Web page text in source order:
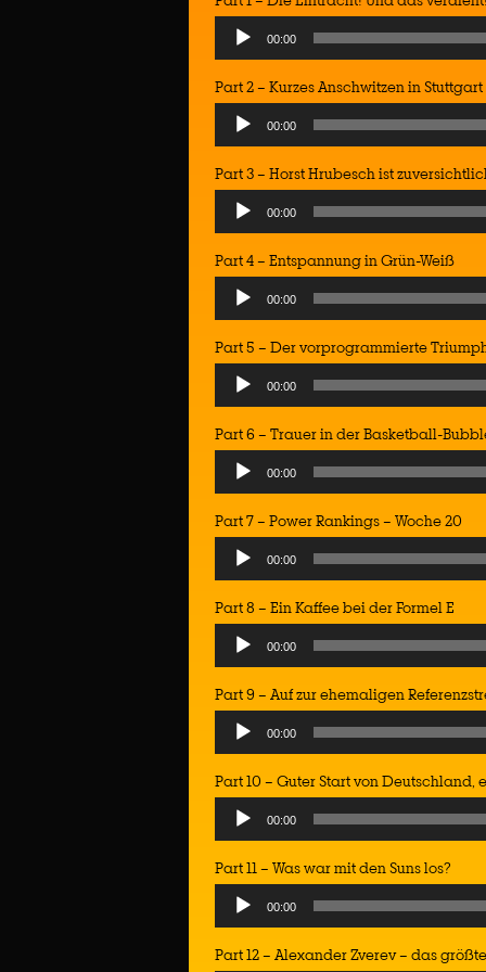
Audio
Player
00:00
Part 2 – Kurzes Anschwitzen in Stuttgart
Audio
Player
00:00
Part 3 – Horst Hrubesch ist
Audio
Player
00:00
Part 4 – Entspannung in Grün-Weiß
Audio
Player
00:00
Part 5 – Der vorprogrammierte
Audio
Player
00:00
Part 6 – Trauer in der Basketball-
Audio
Player
00:00
Part 7 – Power Rankings – Woche 20
Audio
Player
00:00
Part 8 – Ein Kaffee bei der Formel E
Audio
Player
00:00
Part 9 – Auf zur ehemaligen
Audio
Player
00:00
Part 10 – Guter Start von
Audio
Player
00:00
Part 11 – Was war mit den Suns los?
Audio
Player
00:00
Part 12 – Alexander Zverev – das